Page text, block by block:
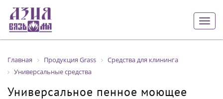
Главная Продукция Grass
Средства для клининга
Универсальные средства
Универсальное пенное моющее